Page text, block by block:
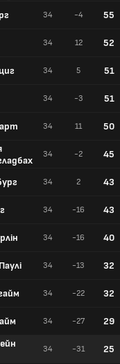
34 -4 55
34 12 52
34 5 51
34 -3 51
34 11 50
34 -2 45
34 2 43
34 -16 43
34 -16 40
34 -13 32
34 -22 32
34 -27 29
34 -31 25